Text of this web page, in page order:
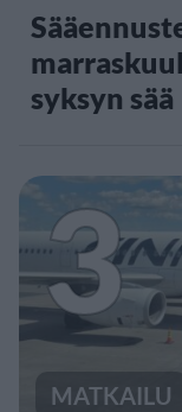
syksyn sää
3
MATKAILU